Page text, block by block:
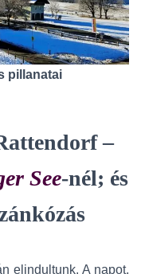
pillanatai
–
See-nél; és
elindultunk. A napot,